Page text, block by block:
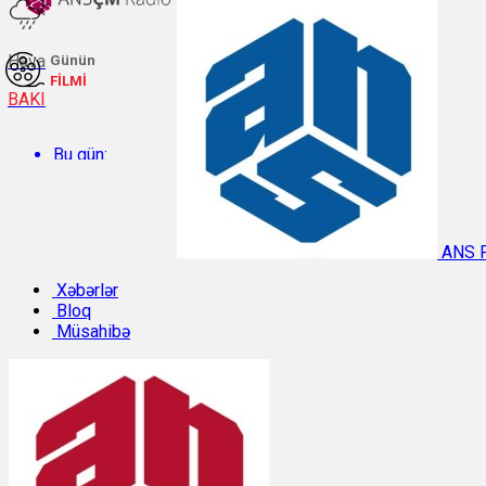
Hava
BAKI
Bu gün:
Temperatur: 26.5°C. Rütubət: 64%.
Sabah:
Günün
FİLMİ
ANS
Xəbərlər
Bloq
Müsahibə